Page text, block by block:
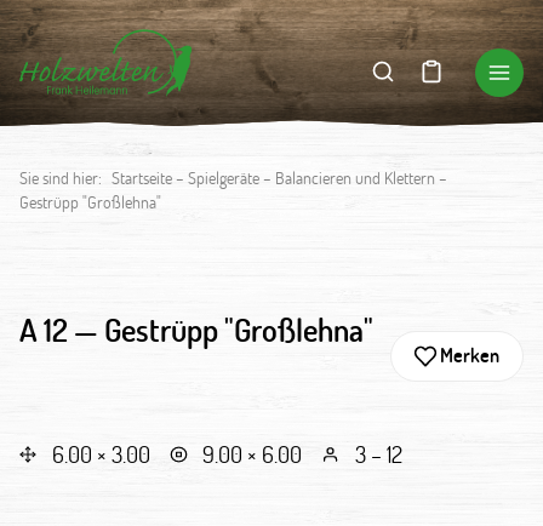
Sie sind hier: Startseite– Spielgeräte– Balancieren und Klettern –
Gestrüpp "Großlehna"
A 12 — Gestrüpp "Großlehna"
Merken
6.00 × 3.00 9.00 × 6.00 3 – 12